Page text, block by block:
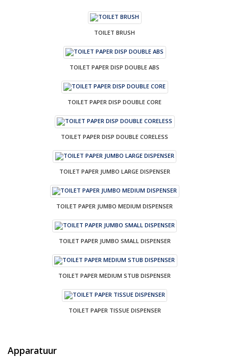
TOILET BRUSH
TOILET PAPER DISP DOUBLE ABS
TOILET PAPER DISP DOUBLE CORE
TOILET PAPER DISP DOUBLE CORELESS
TOILET PAPER JUMBO LARGE DISPENSER
TOILET PAPER JUMBO MEDIUM DISPENSER
TOILET PAPER JUMBO SMALL DISPENSER
TOILET PAPER MEDIUM STUB DISPENSER
TOILET PAPER TISSUE DISPENSER
Apparatuur